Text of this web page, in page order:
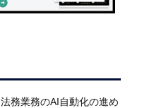
法務業務のAI自動化の進め